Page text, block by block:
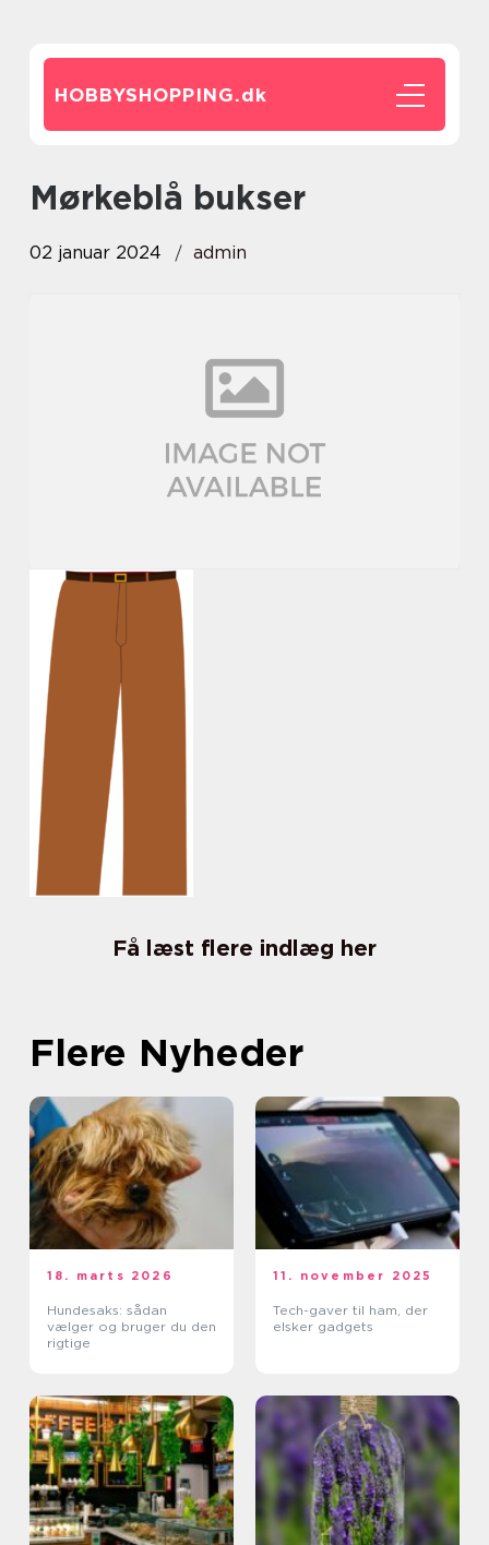
HOBBYSHOPPING.dk
mørkeblå bukser
02 januar 2024 admin
Få læst flere indlæg her
Flere Nyheder
18. marts 2026
Hundesaks: sådan
vælger og bruger du den
rigtige
11. november 2025
Tech-gaver til ham, der
elsker gadgets